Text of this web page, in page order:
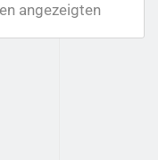
angezeigten